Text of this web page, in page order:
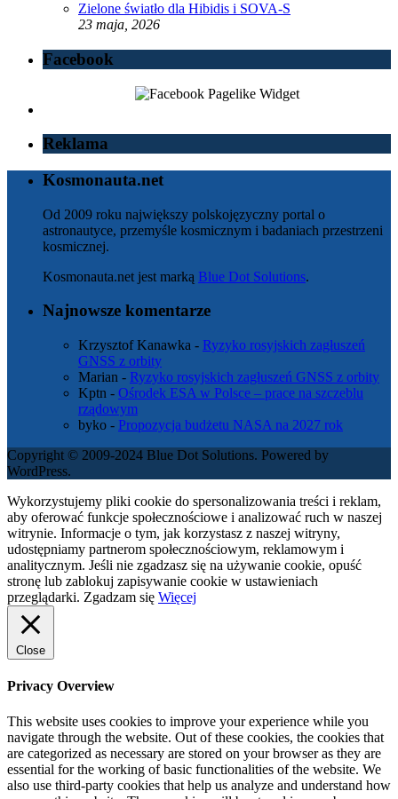
Zielone światło dla Hibidis i SOVA-S
23 maja, 2026
Facebook
Reklama
Kosmonauta.net
Od 2009 roku największy polskojęzyczny portal o
astronautyce, przemyśle kosmicznym i badaniach przestrzeni
kosmicznej.
Kosmonauta.net jest marką Blue Dot Solutions.
Najnowsze komentarze
Krzysztof Kanawka - Ryzyko rosyjskich zagłuszeń
GNSS z orbity
Marian - Ryzyko rosyjskich zagłuszeń GNSS z orbity
Kptn - Ośrodek ESA w Polsce – prace na szczeblu
rządowym
byko - Propozycja budżetu NASA na 2027 rok
Copyright © 2009-2024 Blue Dot Solutions. Powered by
WordPress.
Wykorzystujemy pliki cookie do spersonalizowania treści i reklam,
aby oferować funkcje społecznościowe i analizować ruch w naszej
witrynie. Informacje o tym, jak korzystasz z naszej witryny,
udostępniamy partnerom społecznościowym, reklamowym i
analitycznym. Jeśli nie zgadzasz się na używanie cookie, opuść
stronę lub zablokuj zapisywanie cookie w ustawieniach
przeglądarki. Zgadzam się Więcej
Close
Privacy Overview
This website uses cookies to improve your experience while you
navigate through the website. Out of these cookies, the cookies that
are categorized as necessary are stored on your browser as they are
essential for the working of basic functionalities of the website. We
also use third-party cookies that help us analyze and understand how